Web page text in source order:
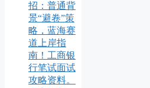
招：普通背
景“避卷”策
略，蓝海赛
道上岸指
南！工商银
行笔试面试
攻略资料。